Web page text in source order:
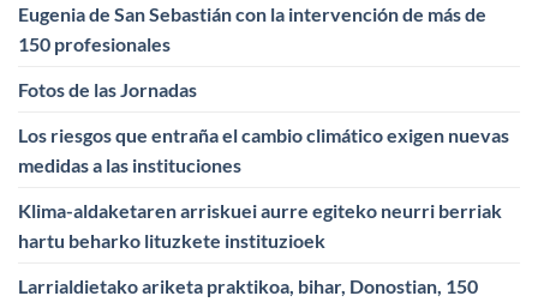
Eugenia de San Sebastián con la intervención de más de
150 profesionales
Fotos de las Jornadas
Los riesgos que entraña el cambio climático exigen nuevas
medidas a las instituciones
Klima-aldaketaren arriskuei aurre egiteko neurri berriak
hartu beharko lituzkete instituzioek
Larrialdietako ariketa praktikoa, bihar, Donostian, 150